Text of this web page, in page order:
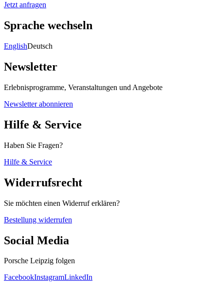
Jetzt anfragen
Sprache wechseln
EnglishDeutsch
Newsletter
Erlebnisprogramme, Veranstaltungen und Angebote
Newsletter abonnieren
Hilfe & Service
Haben Sie Fragen?
Hilfe & Service
Widerrufsrecht
Sie möchten einen Widerruf erklären?
Bestellung widerrufen
Social Media
Porsche Leipzig folgen
FacebookInstagramLinkedIn